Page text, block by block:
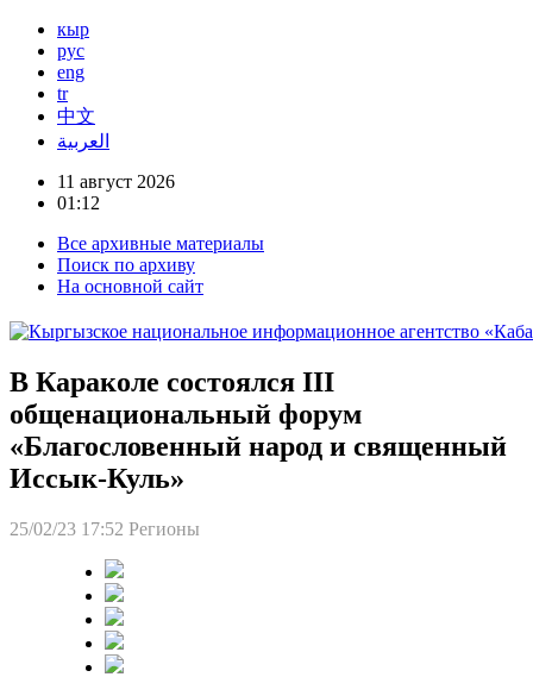
кыр
рус
eng
tr
中文
العربية
11 август 2026
01:12
Все архивные материалы
Поиск по архиву
На основной сайт
В Караколе состоялся III
общенациональный форум
«Благословенный народ и священный
Иссык-Куль»
25/02/23 17:52 Регионы